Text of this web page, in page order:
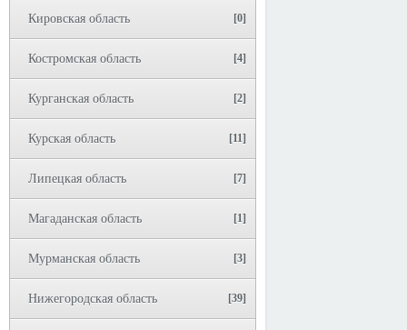
Кировская область [0]
Костромская область [4]
Курганская область [2]
Курская область [11]
Липецкая область [7]
Магаданская область [1]
Мурманская область [3]
Нижегородская область [39]